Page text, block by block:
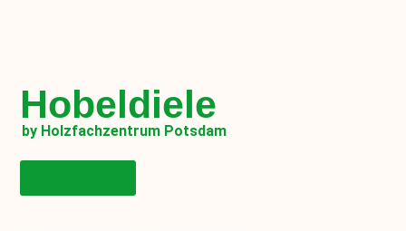
Hobeldiele
by Holzfachzentrum Potsdam